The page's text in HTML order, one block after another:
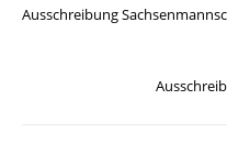
Ausschreibung